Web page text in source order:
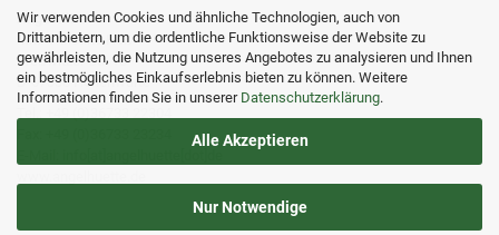
Wir verwenden Cookies und ähnliche Technologien, auch von
Drittanbietern, um die ordentliche Funktionsweise der Website zu
gewährleisten, die Nutzung unseres Angebotes zu analysieren und Ihnen
ein bestmögliches Einkaufserlebnis bieten zu können. Weitere
Informationen finden Sie in unserer Datenschutzerklärung.
Alle Akzeptieren
Nur Notwendige
Angelhütte
Inh.: Christina Heß
Preßwitzer Str. 18
D-07338 Hohenwarte